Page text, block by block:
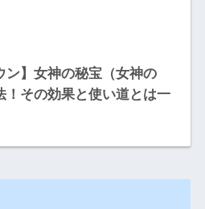
ン】女神の秘宝（女神の
！その効果と使い道とは一